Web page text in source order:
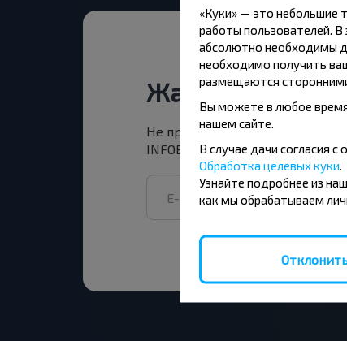
Жадаеце
Не прапусці спецыяльныя
INFOBUS. Падпішыся на
«Куки» — это небольшие
работы пользователей.
абсолютно необходимы
необходимо получить
размещаются
Вы можете в любое время
нашем сайте.
В случае дачи согласия
Обработка целевых куки
Узнайте подробнее из
как мы обрабатываем